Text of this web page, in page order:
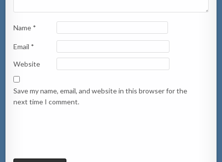
Name *
Email *
Website
Save my name, email, and website in this browser for the
next time I comment.